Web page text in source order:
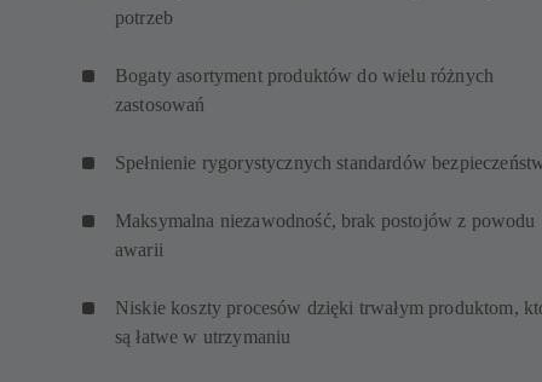
potrzeb
Bogaty asortyment produktów do wielu różnych
zastosowań
Spełnienie rygorystycznych standardów
Maksymalna niezawodność, brak postojów z powodu
awarii
Niskie koszty procesów dzięki trwałym produktom,
są łatwe w utrzymaniu